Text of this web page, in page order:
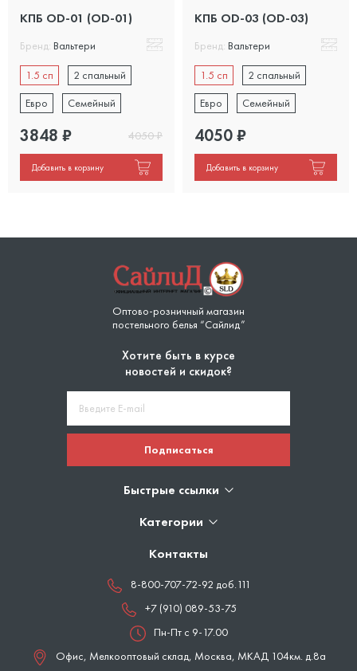
КПБ OD-01 (OD-01)
Бренд: Вальтери
1.5 сп
2 спальный
Евро
Семейный
3848 ₽ 4050₽
Добавить в корзину
КПБ OD-03 (OD-03)
Бренд: Вальтери
1.5 сп
2 спальный
Евро
Семейный
4050₽
Добавить в корзину
Оптово-розничный магазин
постельного белья “Сайлид”
Хотите быть в курсе
новостей и скидок?
Подписаться
Быстрые ссылки
Категории
Контакты
8-800-707-72-92 доб.111
+7 (910) 089-53-75
Пн-Пт с 9-17.00
Офис, Мелкооптовый склад, Москва, МКАД 104км. д.8а